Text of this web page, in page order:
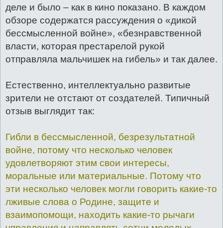
деле и было – как в кино показано. В каждом
обзоре содержатся рассуждения о «дикой
бессмысленной войне», «безнравственной
власти, которая престарелой рукой
отправляла мальчишек на гибель» и так далее.
Естественно, интеллектуально развитые
зрители не отстают от создателей. Типичный
отзыв выглядит так:
Гибли в бессмысленной, безрезультатной
войне, потому что несколько человек
удовлетворяют этим свои интересы,
моральные или материальные. Потому что
эти несколько человек могли говорить какие-то
лживые слова о Родине, защите и
взаимопомощи, находить какие-то рычаги